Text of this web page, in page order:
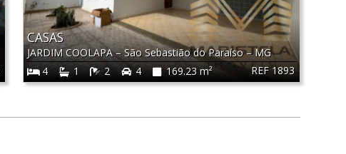
REF 1893
CASAS
JARDIM COOLAPA–São Sebastião do Paraíso–MG
4
1 2 4 169.23 m²